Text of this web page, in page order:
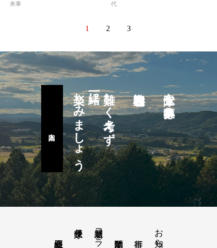
来事
代
1 2 3
隊士を募集中
難しく考えず
一緒に
楽しみましょう
お知らせ
新選組コラム